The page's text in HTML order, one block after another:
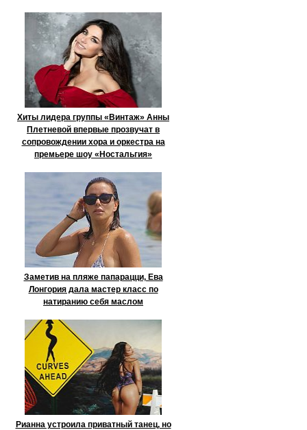
Хиты лидера группы «Винтаж» Анны
Плетневой впервые прозвучат в
сопровождении хора и оркестра на
премьере шоу «Ностальгия»
Заметив на пляже папарацци, Ева
Лонгория дала мастер класс по
натиранию себя маслом
Рианна устроила приватный танец, но